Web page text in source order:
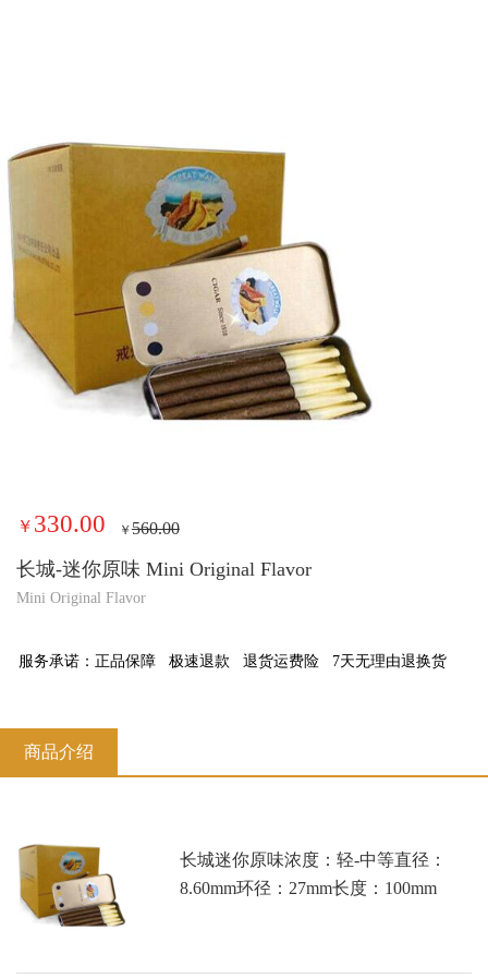
￥ 330.00 ￥560.00
长城-迷你原味 Mini Original Flavor
Mini Original Flavor
服务承诺： 正品保障 极速退款 退货运费险 7天无理由退换货
商品介绍
长城迷你原味浓度：轻-中等直径：
8.60mm环径：27mm长度：100mm